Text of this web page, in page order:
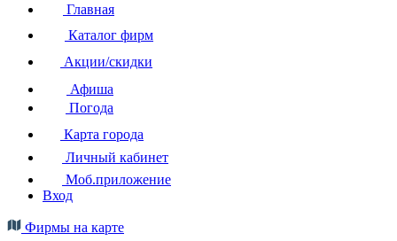
Главная
Каталог фирм
Акции/скидки
Афиша
Погода
Карта города
Личный кабинет
Моб.приложение
Вход
Фирмы на карте